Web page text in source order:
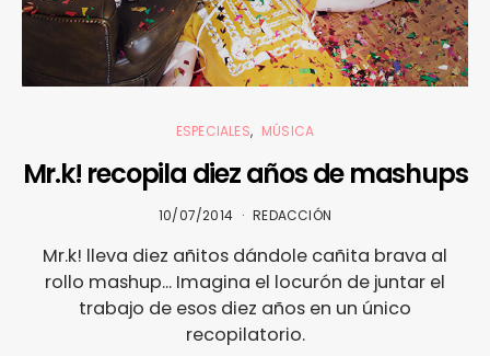
ESPECIALES MÚSICA
Mr.k! recopila diez años de mashups
10/07/2014 REDACCIÓN
Mr.k! lleva diez añitos dándole cañita brava al
rollo mashup... Imagina el locurón de juntar el
trabajo de esos diez años en un único
recopilatorio.